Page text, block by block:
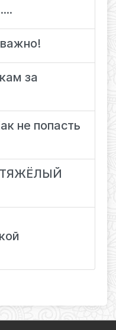
за
не попасть